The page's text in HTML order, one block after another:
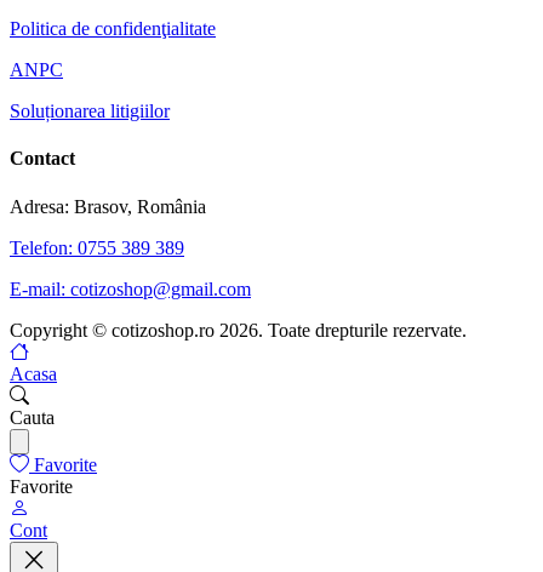
Politica de confidenţialitate
ANPC
Soluționarea litigiilor
Contact
Adresa: Brasov, România
Telefon: 0755 389 389
E-mail: cotizoshop@gmail.com
Copyright © cotizoshop.ro 2026. Toate drepturile rezervate.
Acasa
Cauta
Favorite
Favorite
Cont